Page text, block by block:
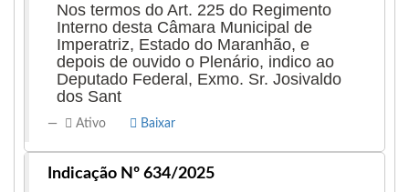
Nos termos do Art. 225 do Regimento
Interno desta Câmara Municipal de
Imperatriz, Estado do Maranhão, e
depois de ouvido o Plenário, indico ao
Deputado Federal, Exmo. Sr. Josivaldo
dos Sant
Ativo Baixar
Indicação Nº 634/2025